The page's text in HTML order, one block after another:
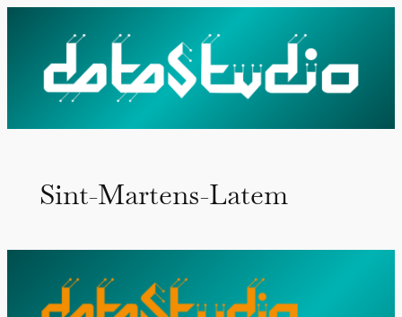
inhoud
Sint-Martens-Latem